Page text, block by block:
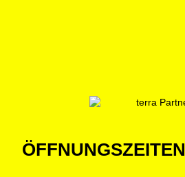
ÖFFNUNGSZEITEN